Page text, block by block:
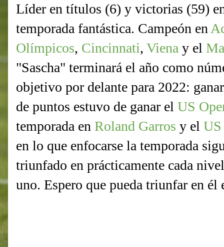
Líder en títulos (6) y victorias (59)
temporada fantástica. Campeón en
Olímpicos, Cincinnati, Viena y el
"Sascha" terminará el año como
objetivo por delante para 2022:
de puntos estuvo de ganar el US
temporada en Roland Garros y el US
en lo que enfocarse la temporada
triunfado en prácticamente cada
uno. Espero que pueda triunfar en